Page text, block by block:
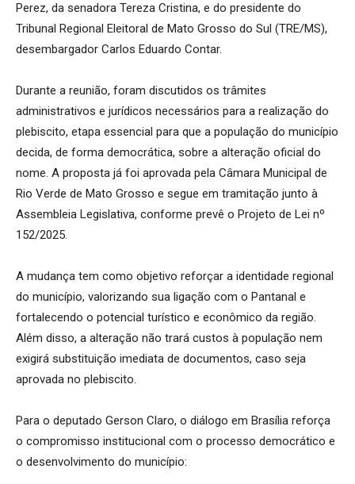
Perez, da senadora Tereza Cristina, e do presidente do
Tribunal Regional Eleitoral de Mato Grosso do Sul (TRE/MS),
desembargador Carlos Eduardo Contar.
Durante a reunião, foram discutidos os trâmites
administrativos e jurídicos necessários para a realização do
plebiscito, etapa essencial para que a população do município
decida, de forma democrática, sobre a alteração oficial do
nome. A proposta já foi aprovada pela Câmara Municipal de
Rio Verde de Mato Grosso e segue em tramitação junto à
Assembleia Legislativa, conforme prevê o Projeto de Lei nº
152/2025.
A mudança tem como objetivo reforçar a identidade regional
do município, valorizando sua ligação com o Pantanal e
fortalecendo o potencial turístico e econômico da região.
Além disso, a alteração não trará custos à população nem
exigirá substituição imediata de documentos, caso seja
aprovada no plebiscito.
Para o deputado Gerson Claro, o diálogo em Brasília reforça
o compromisso institucional com o processo democrático e
o desenvolvimento do município: